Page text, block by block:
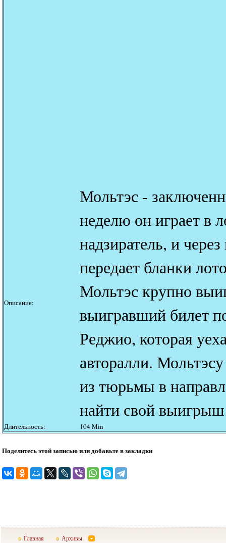
Описание:
Мольтэс -
неделю он играет в
надзиратель, и
передает бланки
Мольтэс крупно
выигравший билет
Реджио, которая
авторалли.
из тюрьмы в
найти свой
Длительность: 104 Min
Поделитесь этой записью или добавьте в закладки
Главная Архивы